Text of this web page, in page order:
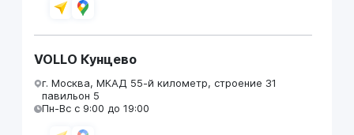
VOLLO Кунцево
г. Москва, МКАД 55-й километр, строение 31
павильон 5
Пн-Вс с 9:00 до 19:00